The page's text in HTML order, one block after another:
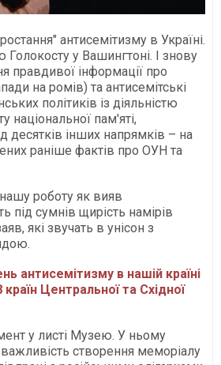
антисемітизму в Україні.
Голокосту у Вашингтоні. І знову
правдивої інформації про
на ромів) та антисемітські
політиків із діяльністю
національної пам'яті,
інших напрямків – на
раніше фактів про ОУН та
роботу як вияв
під сумнів щирість намірів
які звучать в унісон з
антисемітизму в нашій країні
Центральної та Східної
у листі Музею. У ньому
створення меморіалу